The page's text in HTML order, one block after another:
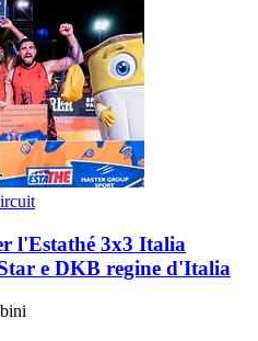
l'Estathé 3x3 Italia
e DKB regine d'Italia